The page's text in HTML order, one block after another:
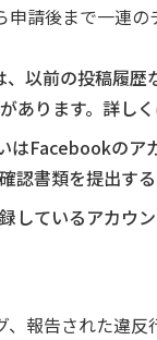
請後まで一連の
以前の投稿履歴
あります。詳し
はFacebookのア
認書類を提出する
しているアカウ
、報告された違